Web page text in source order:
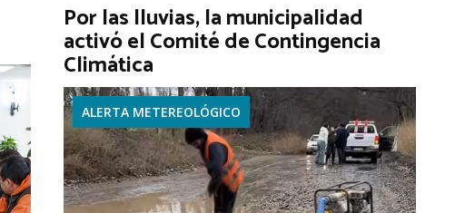
Por las lluvias, la municipalidad
activó el Comité de Contingencia
Climática
ALERTA METEREOLÓGICO